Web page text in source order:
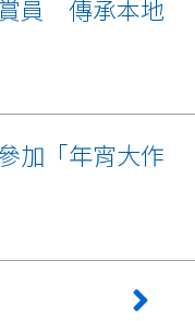
員 傳承本地
加「年宵大作